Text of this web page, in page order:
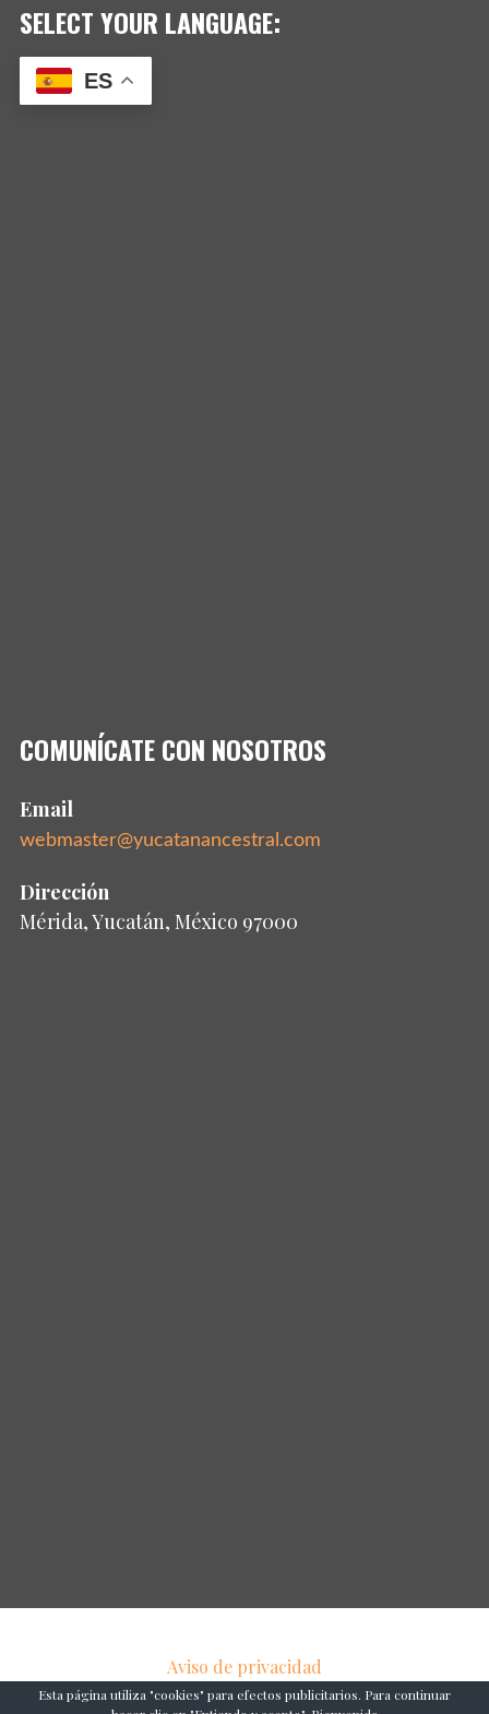
SELECT YOUR LANGUAGE:
ES
COMUNÍCATE CON NOSOTROS
Email
webmaster@yucatanancestral.com
Dirección
Mérida, Yucatán, México 97000
Aviso de privacidad
Copyright © 2026 YUCATANANCESTRAL.COM
Esta página utiliza "cookies" para efectos publicitarios. Para continuar